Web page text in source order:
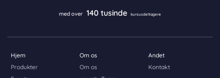
med over 140 tusinde kursusdeltagere
Hjem
Produkter
Om os
Om os
Andet
Kontakt